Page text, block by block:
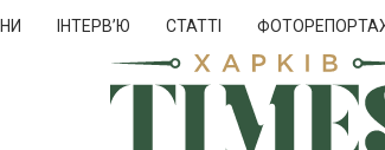
ІНТЕРВ’Ю СТАТТІ